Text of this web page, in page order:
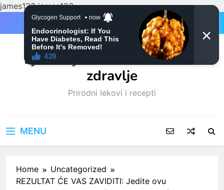
james123james123
Ljubitelji mačaka i Prirodno
zdravlje
Prirodni lekovi i recepti
MENU
Home
Uncategorized
REZULTAT ĆE VAS ZAVIDITI: Jedite ovu